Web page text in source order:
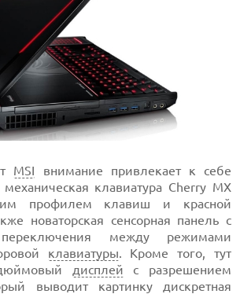
MSI внимание привлекает к себе
клавиатура Cherry MX
профилем клавиш и красной
новаторская сенсорная панель с
переключения между режимами
клавиатуры. Кроме того, тут
дисплей c разрешением
выводит картинку дискретная